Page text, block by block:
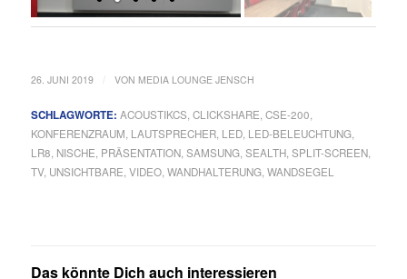
26. JUNI 2019 VON MEDIA LOUNGE JENSCH
SCHLAGWORTE: ACOUSTIKCS,CLICKSHARE,CSE-200,
KONFERENZRAUM, LAUTSPRECHER, LED, LED-BELEUCHTUNG,
LR8, NISCHE, PRÄSENTATION,SAMSUNG,SEALTH,SPLIT-SCREEN,
TV, UNSICHTBARE,VIDEO,WANDHALTERUNG,WANDSEGEL
Das könnte Dich auch interessieren